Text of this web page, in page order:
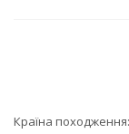
Країна походження